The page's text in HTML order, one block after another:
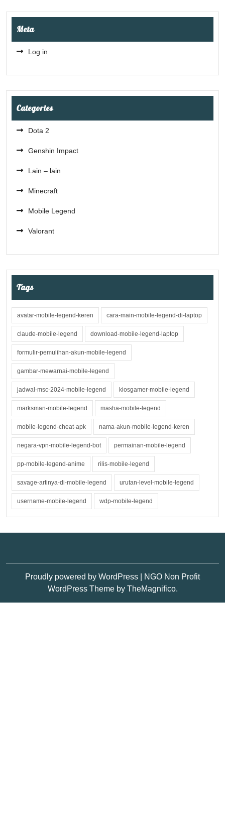
Meta
Log in
Categories
Dota 2
Genshin Impact
Lain – lain
Minecraft
Mobile Legend
Valorant
Tags
avatar-mobile-legend-keren cara-main-mobile-legend-di-laptop
claude-mobile-legend download-mobile-legend-laptop
formulir-pemulihan-akun-mobile-legend
gambar-mewarnai-mobile-legend
jadwal-msc-2024-mobile-legend kiosgamer-mobile-legend
marksman-mobile-legend masha-mobile-legend
mobile-legend-cheat-apk nama-akun-mobile-legend-keren
negara-vpn-mobile-legend-bot permainan-mobile-legend
pp-mobile-legend-anime rilis-mobile-legend
savage-artinya-di-mobile-legend urutan-level-mobile-legend
username-mobile-legend wdp-mobile-legend
Proudly powered by WordPress
NGO Non Profit
WordPress Theme by TheMagnifico.